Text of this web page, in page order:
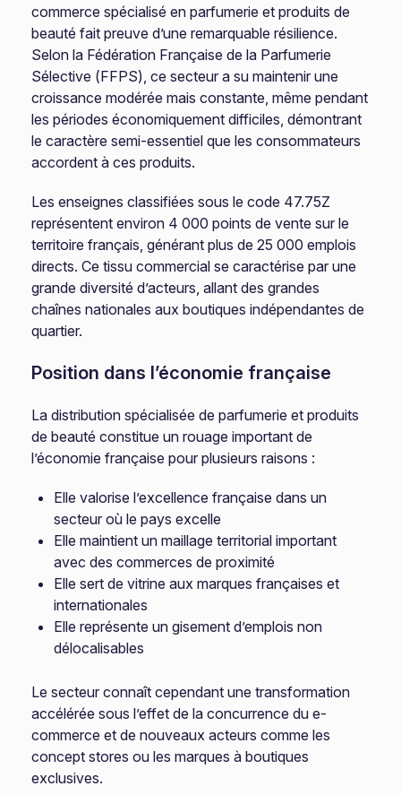
commerce spécialisé en parfumerie et produits de
beauté fait preuve d’une remarquable résilience.
Selon la Fédération Française de la Parfumerie
Sélective (FFPS), ce secteur a su maintenir une
croissance modérée mais constante, même pendant
les périodes économiquement difficiles, démontrant
le caractère semi-essentiel que les consommateurs
accordent à ces produits.
Les enseignes classifiées sous le code 47.75Z
représentent environ 4 000 points de vente sur le
territoire français, générant plus de 25 000 emplois
directs. Ce tissu commercial se caractérise par une
grande diversité d’acteurs, allant des grandes
chaînes nationales aux boutiques indépendantes de
quartier.
Position dans l’économie française
La distribution spécialisée de parfumerie et produits
de beauté constitue un rouage important de
l’économie française pour plusieurs raisons :
Elle valorise l’excellence française dans un
secteur où le pays excelle
Elle maintient un maillage territorial important
avec des commerces de proximité
Elle sert de vitrine aux marques françaises et
internationales
Elle représente un gisement d’emplois non
délocalisables
Le secteur connaît cependant une transformation
accélérée sous l’effet de la concurrence du e-
commerce et de nouveaux acteurs comme les
concept stores ou les marques à boutiques
exclusives.